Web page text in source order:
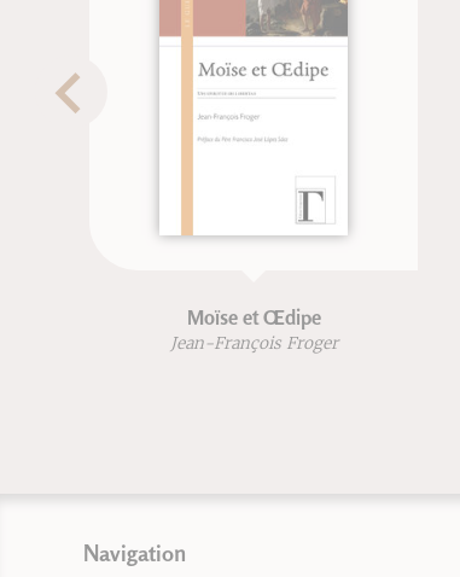
Moïse et Œdipe
Jean-François Froger
Navigation